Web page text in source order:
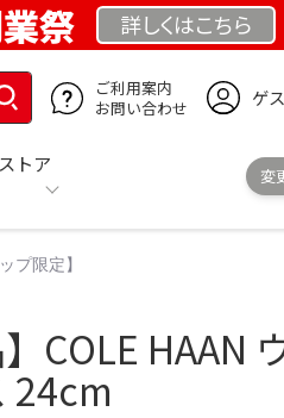
祭 詳しくはこちら
ご利用案内
お問い合わせ
ゲ
トア
変
プ限定】
】COLE HAAN
24cm